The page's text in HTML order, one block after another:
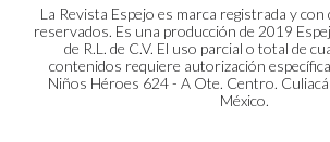
La Revista Espejo es marca registrada y
reservados. Es una producción de 2019
de R.L. de C.V. El uso parcial o total de
contenidos requiere autorización
Niños Héroes 624 - A Ote. Centro.
México.